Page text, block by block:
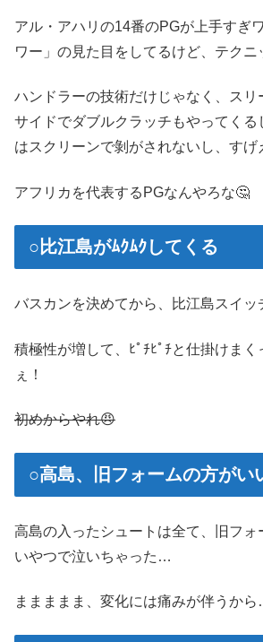
アル・アハリの14番のPGが上手すぎ
ワー」の見た目をしてるけど、テクニ
ハンドラーの技術だけじゃなく、スリ
サイドでダブルクラッチもやってくる
はスクリーンで剝がされないし、すげ
アフリカを代表するPGなんやろな🤔
○比江島がﾑｸﾑｸしてくる
バスカンを決めてから、比江島スイッ
積極性が増して、ﾋﾟﾁﾋﾟﾁと仕掛けま
ぇ！
初めからやれ😠
○高島、旧フォームの方がい
高島の入ったシュートは全て、旧フォ
いやつで泣いちゃった…
ままままま、変化には痛みが伴うか